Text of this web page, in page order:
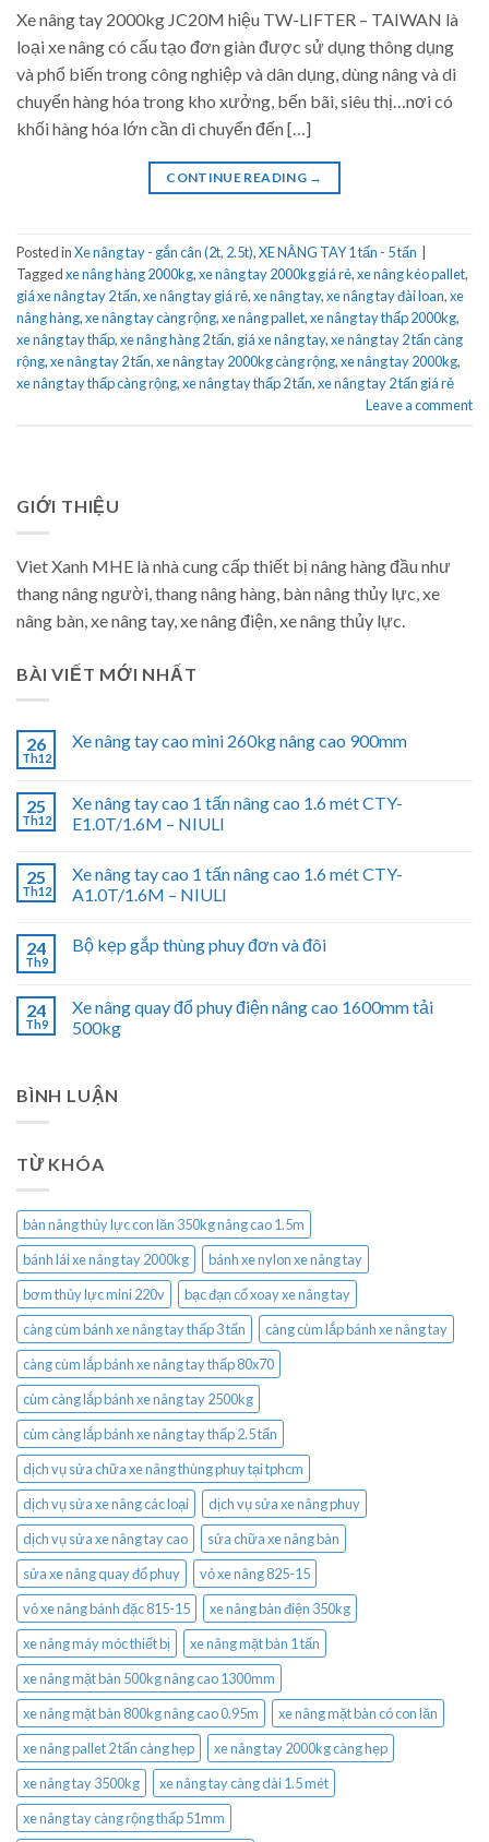
Xe nâng tay 2000kg JC20M hiệu TW-LIFTER – TAIWAN là
loại xe nâng có cấu tạo đơn giàn được sử dụng thông dụng
và phổ biến trong công nghiệp và dân dụng, dùng nâng và di
chuyển hàng hóa trong kho xưởng, bến bãi, siêu thị…nơi có
khối hàng hóa lớn cần di chuyển đến […]
CONTINUE READING →
Posted inXe nâng tay - gắn cân (2t, 2.5t),XE NÂNG TAY 1 tấn - 5 tấn
Taggedxe nâng hàng 2000kg,xe nâng tay 2000kg giá rẻ,xe nâng kéo pallet,
giá xe nâng tay 2 tấn,xe nâng tay giá rẻ,xe nâng tay,xe nâng tay đài loan,xe
nâng hàng,xe nâng tay càng rộng,xe nâng pallet,xe nâng tay thấp 2000kg,
xe nâng tay thấp,xe nâng hàng 2 tấn, giá xe nâng tay,xe nâng tay 2 tấn càng
rộng,xe nâng tay 2 tấn,xe nâng tay 2000kg càng rộng,xe nâng tay 2000kg,
xe nâng tay thấp càng rộng,xe nâng tay thấp 2 tấn,xe nâng tay 2 tấn giá rẻ
Leave a comment
GIỚI THIỆU
Viet Xanh MHE là nhà cung cấp thiết bị nâng hàng đầu như
thang nâng người, thang nâng hàng, bàn nâng thủy lực, xe
nâng bàn, xe nâng tay, xe nâng điện, xe nâng thủy lực.
BÀI VIẾT MỚI NHẤT
26
Th12
Xe nâng tay cao mini 260kg nâng cao 900mm
25
Th12
Xe nâng tay cao 1 tấn nâng cao 1.6 mét CTY-
E1.0T/1.6M – NIULI
25
Th12
Xe nâng tay cao 1 tấn nâng cao 1.6 mét CTY-
A1.0T/1.6M – NIULI
24
Th9
Bộ kẹp gắp thùng phuy đơn và đôi
24
Th9
Xe nâng quay đổ phuy điện nâng cao 1600mm tải
500kg
BÌNH LUẬN
TỪ KHÓA
bàn nâng thủy lực con lăn 350kg nâng cao 1.5m
bánh lái xe nâng tay 2000kg
bánh xe nylon xe nâng tay
bơm thủy lực mini 220v
bạc đạn cổ xoay xe nâng tay
càng cùm bánh xe nâng tay thấp 3 tấn
càng cùm lắp bánh xe nâng tay
càng cùm lắp bánh xe nâng tay thấp 80x70
cùm càng lắp bánh xe nâng tay 2500kg
cùm càng lắp bánh xe nâng tay thấp 2.5 tấn
dịch vụ sửa chữa xe nâng thùng phuy tại tphcm
dịch vụ sửa xe nâng các loại
dịch vụ sửa xe nâng phuy
dịch vụ sửa xe nâng tay cao
sửa chữa xe nâng bàn
sửa xe nâng quay đổ phuy
vỏ xe nâng 825-15
vỏ xe nâng bánh đặc 815-15
xe nâng bàn điện 350kg
xe nâng máy móc thiết bị
xe nâng mặt bàn 1 tấn
xe nâng mặt bàn 500kg nâng cao 1300mm
xe nâng mặt bàn 800kg nâng cao 0.95m
xe nâng mặt bàn có con lăn
xe nâng pallet 2 tấn càng hẹp
xe nâng tay 2000kg càng hẹp
xe nâng tay 3500kg
xe nâng tay càng dài 1.5 mét
xe nâng tay càng rộng thấp 51mm